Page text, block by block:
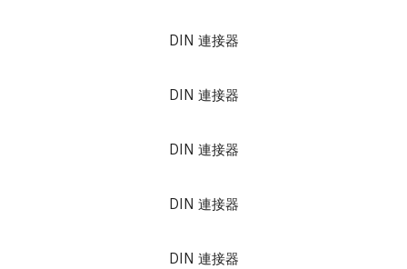
DIN 連接器
DIN 連接器
DIN 連接器
DIN 連接器
DIN 連接器